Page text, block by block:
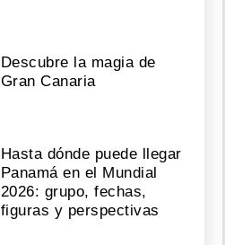
Descubre la magia de
Gran Canaria
Hasta dónde puede llegar
Panamá en el Mundial
2026: grupo, fechas,
figuras y perspectivas